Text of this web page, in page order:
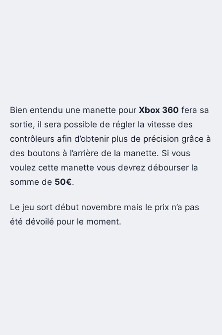
Bien entendu une manette pour Xbox 360 fera sa
sortie, il sera possible de régler la vitesse des
contrôleurs afin d’obtenir plus de précision grâce à
des boutons à l’arrière de la manette. Si vous
voulez cette manette vous devrez débourser la
somme de 50€.
Le jeu sort début novembre mais le prix n’a pas
été dévoilé pour le moment.